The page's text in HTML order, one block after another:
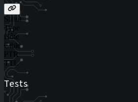
Statut
Type
Hôte
Cible
PTR
TTL
Tests